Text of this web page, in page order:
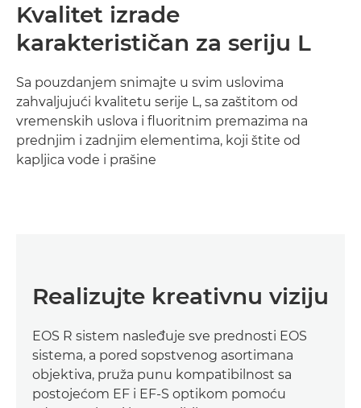
Kvalitet izrade
karakterističan za seriju L
Sa pouzdanjem snimajte u svim uslovima
zahvaljujući kvalitetu serije L, sa zaštitom od
vremenskih uslova i fluoritnim premazima na
prednjim i zadnjim elementima, koji štite od
kapljica vode i prašine
Realizujte kreativnu viziju
EOS R sistem nasleđuje sve prednosti EOS
sistema, a pored sopstvenog asortimana
objektiva, pruža punu kompatibilnost sa
postojećom EF i EF-S optikom pomoću